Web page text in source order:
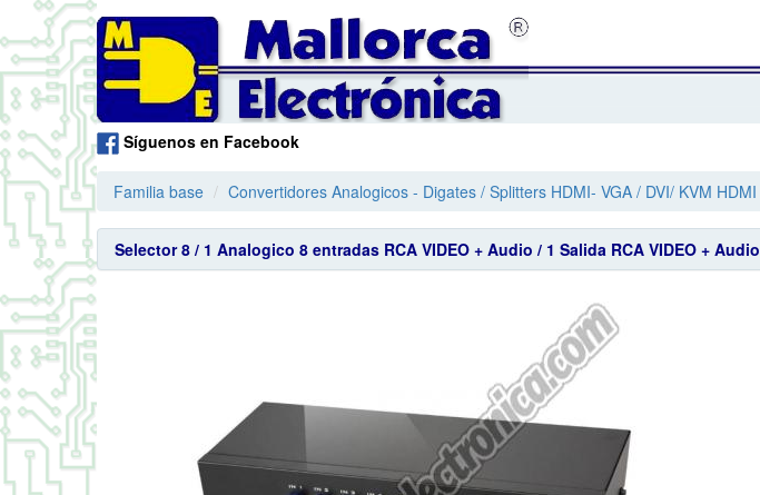
Síguenos en Facebook
Familia base Convertidores Analogicos - Digates / Splitters HDMI- VGA / DVI/ KVM HDMI
Selector 8 / 1 Analogico 8 entradas RCA VIDEO + Audio / 1 Salida RCA VIDEO + Audio